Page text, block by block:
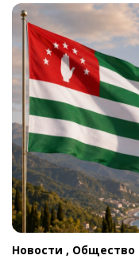
Новости , Общество